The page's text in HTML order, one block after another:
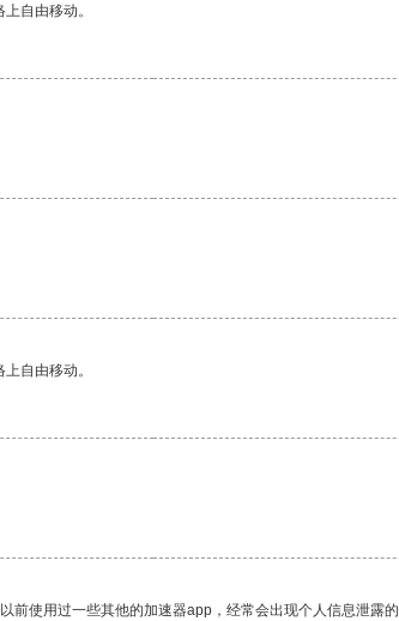
自由移动。
自由移动。
使用过一些其他的加速器app，经常会出现个人信息泄露的